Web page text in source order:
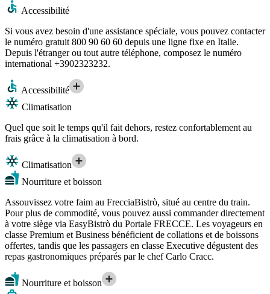
Accessibilité
Si vous avez besoin d'une assistance spéciale, vous pouvez contacter
le numéro gratuit 800 90 60 60 depuis une ligne fixe en Italie.
Depuis l'étranger ou tout autre téléphone, composez le numéro
international +3902323232.
Accessibilité
Climatisation
Quel que soit le temps qu'il fait dehors, restez confortablement au
frais grâce à la climatisation à bord.
Climatisation
Nourriture et boisson
Assouvissez votre faim au FrecciaBistrò, situé au centre du train.
Pour plus de commodité, vous pouvez aussi commander directement
à votre siège via EasyBistrò du Portale FRECCE. Les voyageurs en
classe Premium et Business bénéficient de collations et de boissons
offertes, tandis que les passagers en classe Executive dégustent des
repas gastronomiques préparés par le chef Carlo Cracc.
Nourriture et boisson